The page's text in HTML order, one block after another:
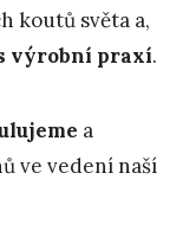
koutů světa a,
výrobní praxí.
a
ve vedení naší